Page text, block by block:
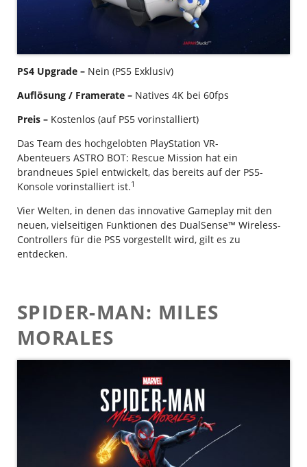
PS4 Upgrade – Nein (PS5 Exklusiv)
Auflösung / Framerate – Natives 4K bei 60fps
Preis – Kostenlos (auf PS5 vorinstalliert)
Das Team des hochgelobten PlayStation VR-
Abenteuers ASTRO BOT: Rescue Mission hat ein
brandneues Spiel entwickelt, das bereits auf der PS5-
Konsole vorinstalliert ist.1
Vier Welten, in denen das innovative Gameplay mit den
neuen, vielseitigen Funktionen des DualSense™ Wireless-
Controllers für die PS5 vorgestellt wird, gilt es zu
entdecken.
SPIDER-MAN: MILES
MORALES